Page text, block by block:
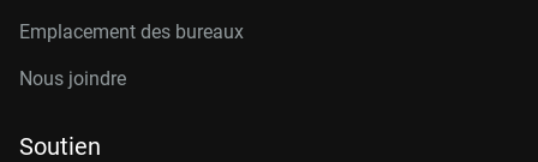
Emplacement des bureaux
Nous joindre
Soutien